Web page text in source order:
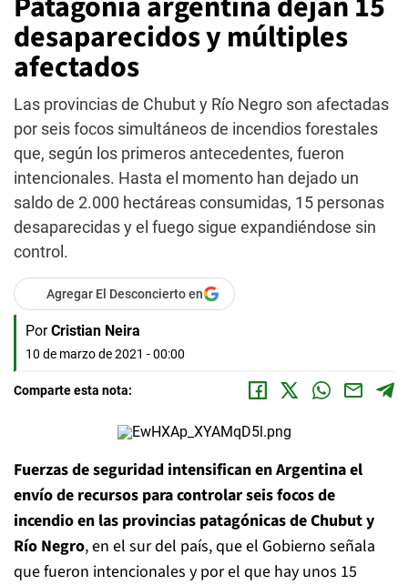
desaparecidos y múltiples
afectados
Las provincias de Chubut y Río Negro son afectadas
por seis focos simultáneos de incendios forestales
que, según los primeros antecedentes, fueron
intencionales. Hasta el momento han dejado un
saldo de 2.000 hectáreas consumidas, 15 personas
desaparecidas y el fuego sigue expandiéndose sin
control.
Agregar El Desconcierto en
Por Cristian Neira
10 de marzo de 2021 - 00:00
Comparte esta nota:
Fuerzas de seguridad intensifican en Argentina el
envío de recursos para controlar seis focos de
incendio en las provincias patagónicas de Chubut y
Río Negro, en el sur del país, que el Gobierno señala
que fueron intencionales y por el que hay unos 15